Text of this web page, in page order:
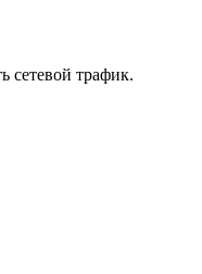
сетевой трафик.